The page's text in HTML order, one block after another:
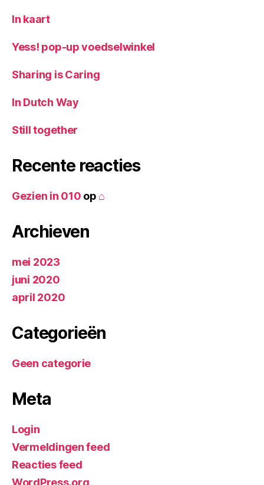
In kaart
Yess! pop-up voedselwinkel
Sharing is Caring
In Dutch Way
Still together
Recente reacties
Gezien in 010 op ⌂
Archieven
mei 2023
juni 2020
april 2020
Categorieën
Geen categorie
Meta
Login
Vermeldingen feed
Reacties feed